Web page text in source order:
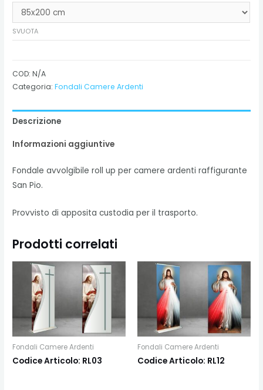
SVUOTA
COD:N/A
Categoria:Fondali Camere Ardenti
Descrizione
Informazioni aggiuntive
Fondale avvolgibile roll up per camere ardenti raffigurante
San Pio.
Provvisto di apposita custodia per il trasporto.
Prodotti correlati
Fondali Camere Ardenti
Codice Articolo: RL03
Fondali Camere Ardenti
Codice Articolo: RL12